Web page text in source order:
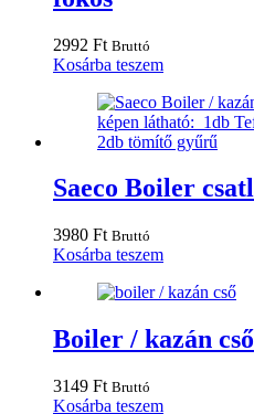
2992 Ft Bruttó
Kosárba teszem
Saeco Boiler
3980 Ft Bruttó
Kosárba teszem
Boiler / kazán cső
3149 Ft Bruttó
Kosárba teszem